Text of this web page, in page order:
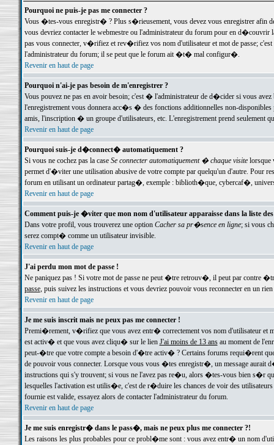
Pourquoi ne puis-je pas me connecter ?
Vous �tes-vous enregistr� ? Plus s�rieusement, vous devez vous enregistrer
vous devriez contacter le webmestre ou l'administrateur du forum pour en
pas vous connecter, v�rifiez et rev�rifiez vos nom d'utilisateur et mot de passe;
l'administrateur du forum; il se peut que le forum ait �t� mal configur�.
Revenir en haut de page
Pourquoi n'ai-je pas besoin de m'enregistrer ?
Vous pouvez ne pas en avoir besoin; c'est � l'administrateur de d�cider si vous
l'enregistrement vous donnera acc�s � des fonctions additionnelles non-
amis, l'inscription � un groupe d'utilisateurs, etc. L'enregistrement prend seulement
Revenir en haut de page
Pourquoi suis-je d�connect� automatiquement ?
Si vous ne cochez pas la case Se connecter automatiquement � chaque visitelorsque
permet d'�viter une utilisation abusive de votre compte par quelqu'un d'autre. Pour
forum en utilisant un ordinateur partag�, exemple : biblioth�que, cybercaf�,
Revenir en haut de page
Comment puis-je �viter que mon nom d'utilisateur apparaisse dans la liste
Dans votre profil, vous trouverez une option Cacher sa pr�sence en ligne; si vous
serez compt� comme un utilisateur invisible.
Revenir en haut de page
J'ai perdu mon mot de passe !
Ne paniquez pas ! Si votre mot de passe ne peut �tre retrouv�, il peut par contre
passe, puis suivez les instructions et vous devriez pouvoir vous reconnecter en un rien
Revenir en haut de page
Je me suis inscrit mais ne peux pas me connecter !
Premi�rement, v�rifiez que vous avez entr� correctement vos nom d'utilisateur
est activ� et que vous avez cliqu� sur le lien J'ai moins de 13 ansau moment de
peut-�tre que votre compte a besoin d'�tre activ� ? Certains forums requi�rent
de pouvoir vous connecter. Lorsque vous vous �tes enregistr�, un message aurait
instructions qui s'y trouvent; si vous ne l'avez pas re�u, alors �tes-vous bien s�r
lesquelles l'activation est utilis�e, c'est de r�duire les chances de voir des
fournie est valide, essayez alors de contacter l'administrateur du forum.
Revenir en haut de page
Je me suis enregistr� dans le pass�, mais ne peux plus me connecter ?!
Les raisons les plus probables pour ce probl�me sont : vous avez entr� un nom